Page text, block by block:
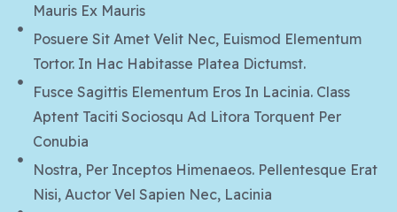
Mauris Ex Mauris
Posuere Sit Amet Velit Nec, Euismod Elementum
Tortor. In Hac Habitasse Platea Dictumst.
Fusce Sagittis Elementum Eros In Lacinia. Class
Aptent Taciti Sociosqu Ad Litora Torquent Per
Conubia
Nostra, Per Inceptos Himenaeos. Pellentesque Erat
Nisi, Auctor Vel Sapien Nec, Lacinia